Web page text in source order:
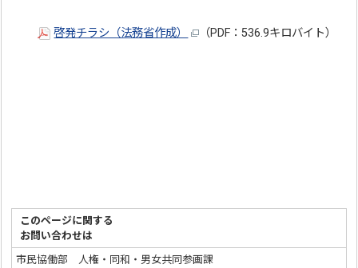
啓発チラシ（法務省作成） （PDF：536.9キロバイト）
このページに関する
お問い合わせは
市民協働部 人権・同和・男女共同参画課